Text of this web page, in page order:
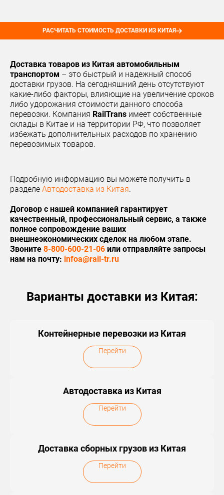
РАСЧИТАТЬ СТОИМОСТЬ ДОСТАВКИ ИЗ КИТАЯ
Доставка товаров из Китая автомобильным
транспортом – это быстрый и надежный способ
доставки грузов. На сегодняшний день отсутствуют
какие-либо факторы, влияющие на увеличение сроков
либо удорожания стоимости данного способа
перевозки. Компания RailTrans имеет собственные
склады в Китае и на территории РФ, что позволяет
избежать дополнительных расходов по хранению
перевозимых товаров.
Подробную информацию вы можете получить в
разделе Автодоставка из Китая.
Договор с нашей компанией гарантирует
качественный, профессиональный сервис, а также
полное сопровождение ваших
внешнеэкономических сделок на любом этапе.
Звоните 8-800-600-21-06 или отправляйте запросы
нам на почту: infoa@rail-tr.ru
Варианты доставки из Китая:
Контейнерные перевозки из Китая
Перейти
Автодоставка из Китая
Перейти
Доставка сборных грузов из Китая
Перейти